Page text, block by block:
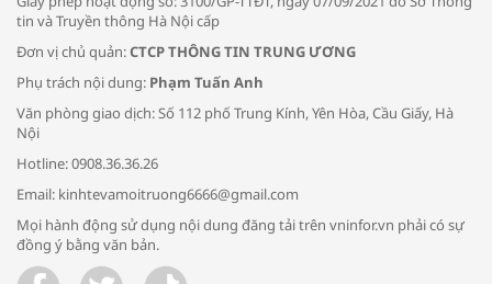
Bác sĩ tư vấn cách phòng tránh bệnh
đường hô hấp trong thời tiết giao mùa
Trao yêu thương cho em
tin và Truyền thông Hà Nội cấp
Đơn vị chủ quản:CTCP THÔNG TIN TRUNG ƯƠNG
Phụ trách nội dung: Phạm Tuấn Anh
Văn phòng giao dịch: Số 112 phố Trung Kính, Yên Hòa, Cầu Giấy, Hà
Nội
Hotline: 0908.36.36.26
Email: kinhtevamoitruong6666@gmail.com
Mọi hành động sử dụng nội dung đăng tải trên vninfor.vn phải có sự
đồng ý bằng văn bản.